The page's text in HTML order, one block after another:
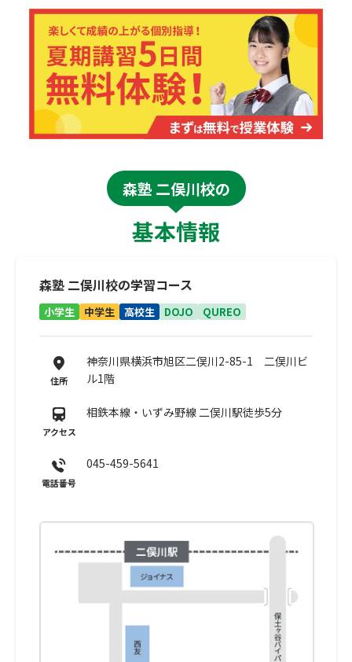
森塾 二俣川校の
基本情報
森塾 二俣川校の学習コース
小学生 中学生 高校生 DOJO QUREO
住所
神奈川県横浜市旭区二俣川2-85-1 二俣川ビ
ル1階
アクセス
相鉄本線・いずみ野線 二俣川駅徒歩5分
電話番号
045-459-5641